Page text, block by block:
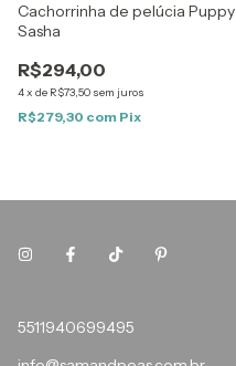
Cachorrinha de pelúcia Puppy
Sasha
R$294,00
4x de R$73,50 sem juros
R$279,30 com Pix
5511940699495